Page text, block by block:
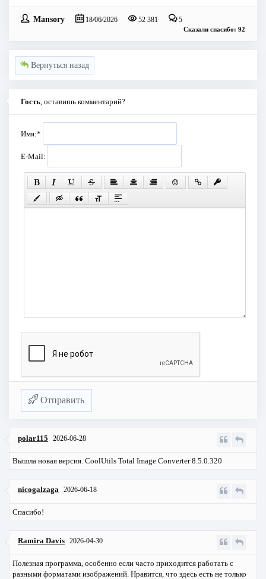
Mansory 18/06/2026 52 381 5
Сказали спасибо: 92
Вернуться назад
Гость , оставишь комментарий?
Имя:*
E-Mail:
Отправить
polar115 2026-06-28
Вышла новая версия. CoolUtils Total Image Converter 8.5.0.320
nicogalzaga 2026-06-18
Спасибо!
Ramira Davis 2026-04-30
Полезная программа, особенно если часто приходится работать с
разными форматами изображений. Нравится, что здесь есть не только